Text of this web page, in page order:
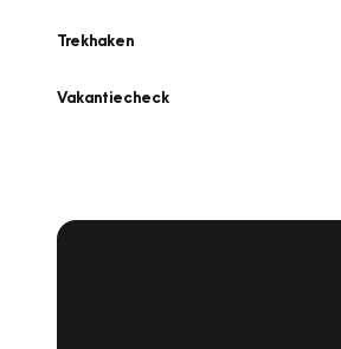
Trekhaken
Vakantiecheck